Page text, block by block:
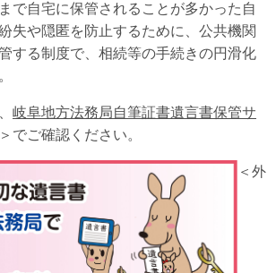
で自宅に保管されることが多かった自
失や隠匿を防止するために、公共機関
する制度で、相続等の手続きの円滑化
岐阜地方法務局自筆証書遺言書保管サ
でご確認ください。
＜外